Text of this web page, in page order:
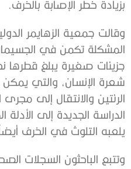
بزيادة خطر الإصابة بالخرف.
وقالت جمعية الزهايمر
شعرة الإنسان، والتي
الرئتين والانتقال إلى
الدراسة الجديدة إلى الأدلة
يلعبه التلوث في الخرف